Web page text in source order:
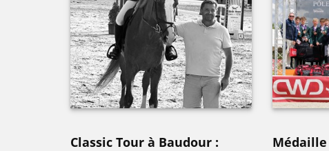
Classic Tour à Baudour :